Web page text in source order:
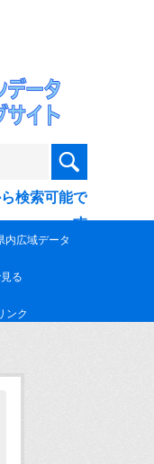
検索可能で
す
内広域データ
る
ンク